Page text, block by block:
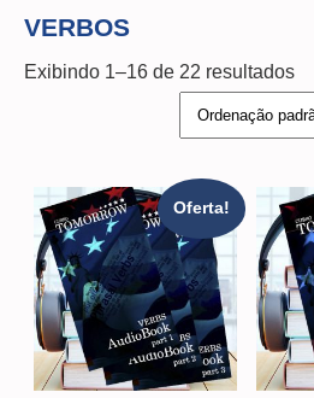
VERBOS
Exibindo 1–16 de 22 resultados
Oferta!